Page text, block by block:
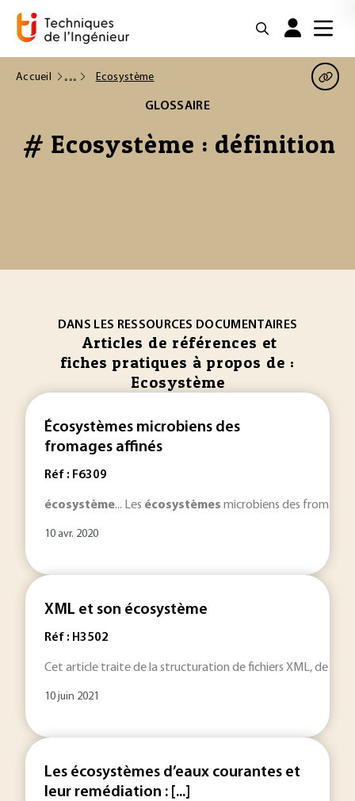
Accueil Ecosystème
GLOSSAIRE
# Ecosystème : définition
DANS LES RESSOURCES DOCUMENTAIRES
Articles de références et
fiches pratiques à propos de :
Ecosystème
Écosystèmes microbiens des
fromages affinés
Réf : F6309
écosystème... Les écosystèmes microbiens des
10 avr. 2020
XML et son écosystème
Réf : H3502
Cet article traite de la structuration de fichiers XML, de la
10 juin 2021
Les écosystèmes d’eaux courantes et
leur remédiation : [...]